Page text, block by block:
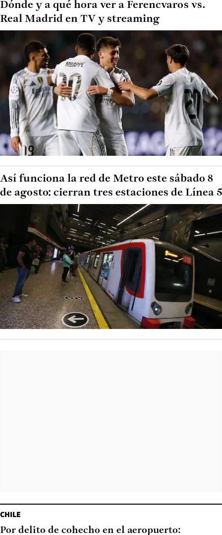
Dónde y a qué hora ver a Ferencvaros vs.
Real Madrid en TV y streaming
Así funciona la red de Metro este sábado 8
de agosto: cierran tres estaciones de Línea 5
CHILE
Por delito de cohecho en el aeropuerto: